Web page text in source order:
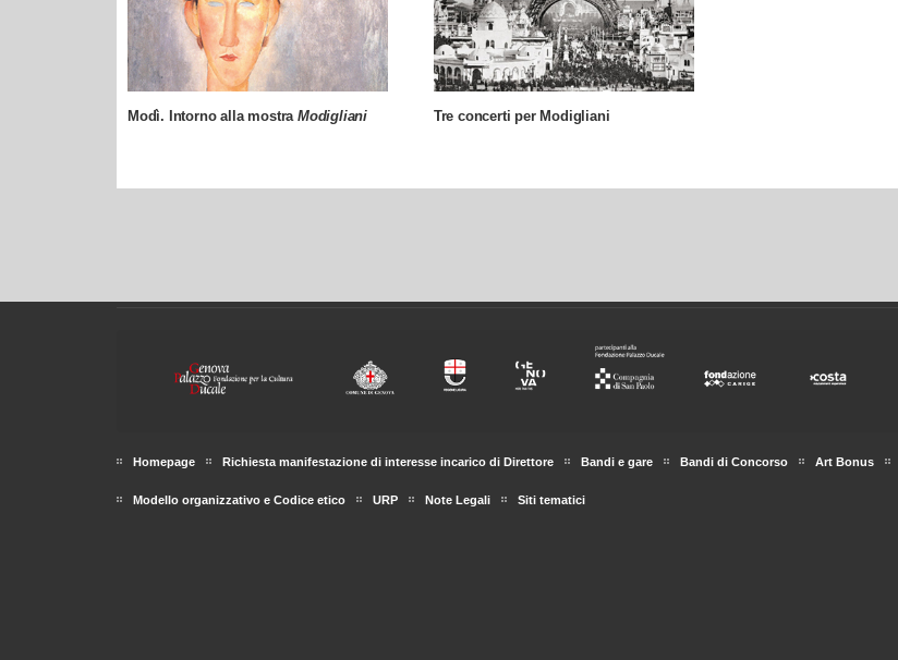
Modì. Intorno alla mostra Modigliani Tre concerti per Modigliani
Homepage Richiesta manifestazione di interesse incarico di Direttore Bandi e gare Bandi di Concorso Art Bonus
Modello organizzativo e Codice etico URP Note Legali Siti tematici